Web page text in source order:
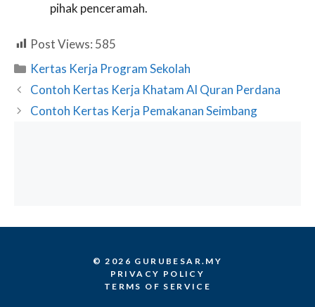
pihak penceramah.
Post Views: 585
Categories
Kertas Kerja Program Sekolah
Contoh Kertas Kerja Khatam Al Quran Perdana
Contoh Kertas Kerja Pemakanan Seimbang
© 2026 GURUBESAR.MY
PRIVACY POLICY
TERMS OF SERVICE